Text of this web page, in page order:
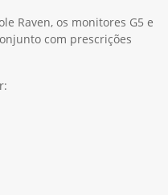
Raven, os monitores G5 e
com prescrições